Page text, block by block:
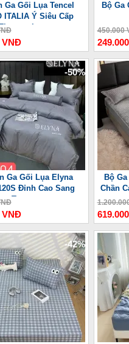
Ga Gối Lụa Tencel
ITALIA Ý Siêu Cấp
Lưu
VNĐ
Bộ Ga
450.000
-50%
Ga Gối Lụa Elyna
Đỉnh Cao Sang
Trọng
VNĐ
Bộ
Chần
-42%